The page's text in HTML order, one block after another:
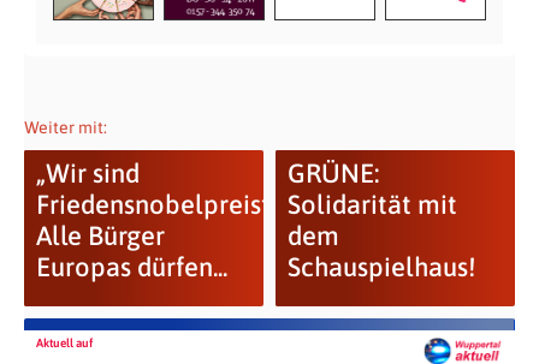
Weiter mit:
„Wir sind
Friedensnobelpreisträger!“-
Alle Bürger
Europas dürfen...
GRÜNE:
Solidarität mit
dem
Schauspielhaus!
Aktuell auf